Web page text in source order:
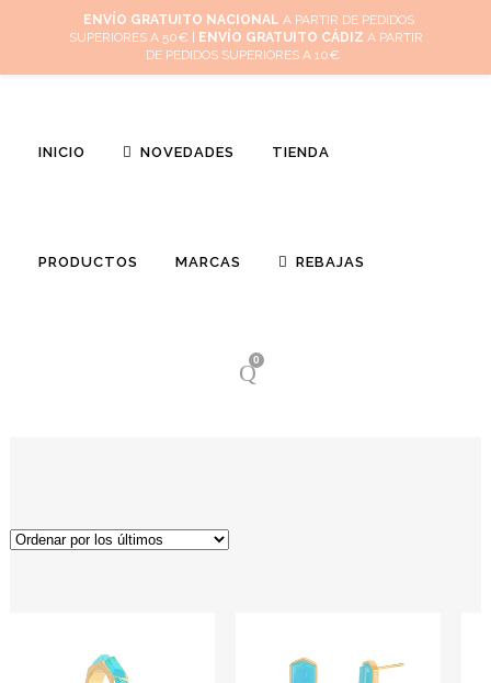
Mi cuenta Cuidado de tus joyas Conócenos Contacta
INICIO NOVEDADES TIENDA
PRODUCTOS MARCAS REBAJAS
0
ENVÍO GRATUITO NACIONAL A PARTIR DE PEDIDOS
SUPERIORES A 50€ |
ENVÍO GRATUITO CÁDIZ A PARTIR
DE PEDIDOS SUPERIORES A 10€